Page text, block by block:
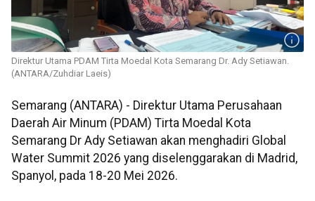
Direktur Utama PDAM Tirta Moedal Kota Semarang Dr. Ady Setiawan.
(ANTARA/Zuhdiar Laeis)
Semarang (ANTARA) - Direktur Utama Perusahaan
Daerah Air Minum (PDAM) Tirta Moedal Kota
Semarang Dr Ady Setiawan akan menghadiri Global
Water Summit 2026 yang diselenggarakan di Madrid,
Spanyol, pada 18-20 Mei 2026.